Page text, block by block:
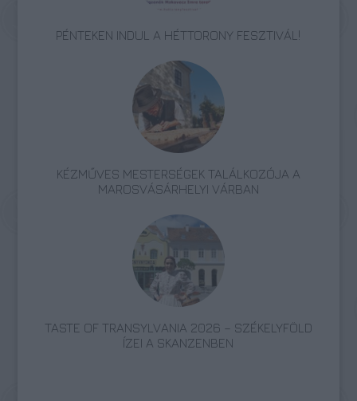
PÉNTEKEN INDUL A HÉTTORONY FESZTIVÁL!
KÉZMŰVES MESTERSÉGEK TALÁLKOZÓJA A
MAROSVÁSÁRHELYI VÁRBAN
TASTE OF TRANSYLVANIA 2026 – SZÉKELYFÖLD
ÍZEI A SKANZENBEN